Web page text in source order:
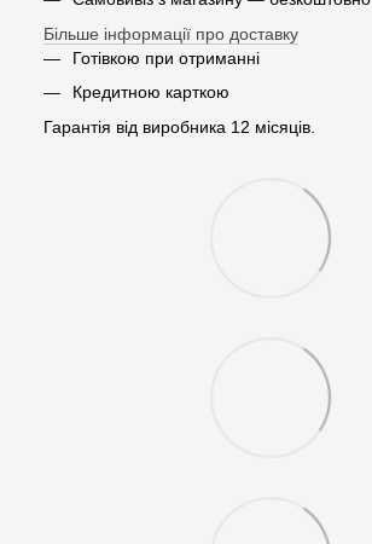
Більше інформації про доставку
Готівкою при отриманні
Кредитною карткою
Гарантія від виробника 12 місяців.